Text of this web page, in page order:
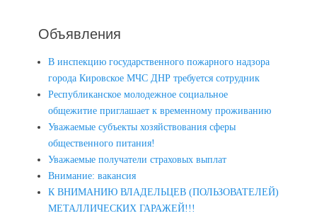
Объявления
В инспекцию государственного пожарного надзора
города Кировское МЧС ДНР требуется сотрудник
Республиканское молодежное социальное
общежитие приглашает к временному проживанию
Уважаемые субъекты хозяйствования сферы
общественного питания!
Уважаемые получатели страховых выплат
Внимание: вакансия
К ВНИМАНИЮ ВЛАДЕЛЬЦЕВ (ПОЛЬЗОВАТЕЛЕЙ)
МЕТАЛЛИЧЕСКИХ ГАРАЖЕЙ!!!